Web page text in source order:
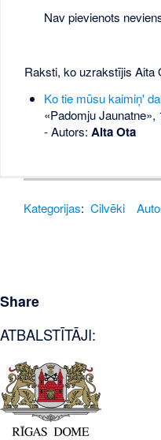
Nav pievienots
Raksti, ko uzrakstījis Aita
Ko tie mūsu kaimiņ'
«Padomju Jaunatne»,
- Autors: Aita Ota
Kategorijas: Cilvēki
Share
ATBALSTĪTĀJI: